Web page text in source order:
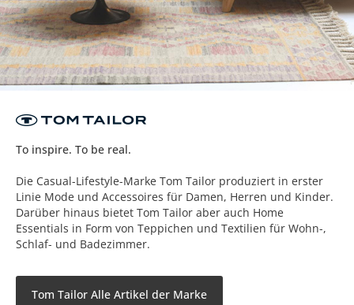
To inspire. To be real.
Die Casual-Lifestyle-Marke Tom Tailor produziert in erster
Linie Mode und Accessoires für Damen, Herren und Kinder.
Darüber hinaus bietet Tom Tailor aber auch Home
Essentials in Form von Teppichen und Textilien für Wohn-,
Schlaf- und Badezimmer.
Tom Tailor Alle Artikel der Marke